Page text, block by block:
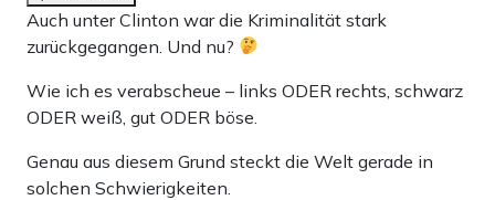
Auch unter Clinton war die Kriminalität stark
zurückgegangen. Und nu?
Wie ich es verabscheue – links ODER rechts, schwarz
ODER weiß, gut ODER böse.
Genau aus diesem Grund steckt die Welt gerade in
solchen Schwierigkeiten.